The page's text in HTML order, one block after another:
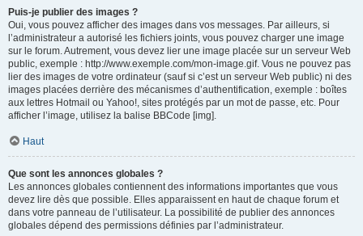
Puis-je publier des images ?
Oui, vous pouvez afficher des images dans vos messages. Par ailleurs, si
l’administrateur a autorisé les fichiers joints, vous pouvez charger une image
sur le forum. Autrement, vous devez lier une image placée sur un serveur Web
public, exemple : http://www.exemple.com/mon-image.gif. Vous ne pouvez pas
lier des images de votre ordinateur (sauf si c’est un serveur Web public) ni des
images placées derrière des mécanismes d’authentification, exemple : boîtes
aux lettres Hotmail ou Yahoo!, sites protégés par un mot de passe, etc. Pour
afficher l’image, utilisez la balise BBCode [img].
Haut
Que sont les annonces globales ?
Les annonces globales contiennent des informations importantes que vous
devez lire dès que possible. Elles apparaissent en haut de chaque forum et
dans votre panneau de l’utilisateur. La possibilité de publier des annonces
globales dépend des permissions définies par l’administrateur.